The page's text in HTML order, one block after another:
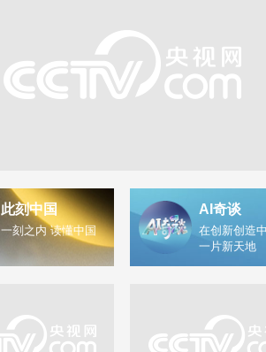
此刻中国
一刻之内 读懂中国
AI奇谈
在创新创造
一片新天地